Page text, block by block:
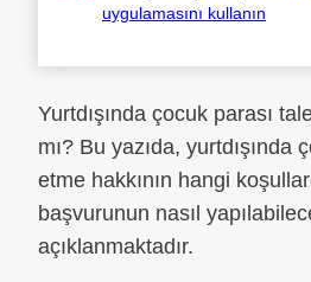
uygulamasını kullanın
Yurtdışında çocuk parası
mı? Bu yazıda, yurtdışında
etme hakkının hangi
başvurunun nasıl
açıklanmaktadır.